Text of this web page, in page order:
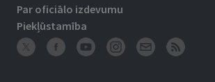
Par oficiālo izdevumu
Piekļūstamība